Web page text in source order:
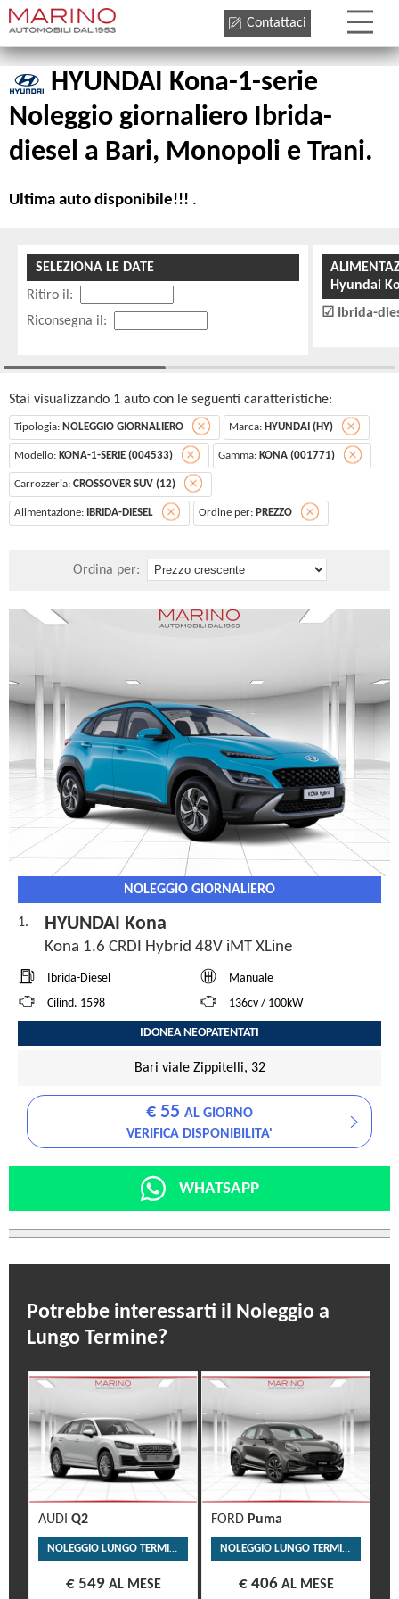
Contattaci
HYUNDAI Kona-1-serie
Noleggio giornaliero Ibrida-
diesel a Bari, Monopoli e Trani.
Ultima auto disponibile!!! .
SELEZIONA LE DATE
Ritiro il:
Riconsegna il:
Hyundai
Ibrida-
Stai visualizzando 1 auto con le seguenti caratteristiche:
Tipologia: NOLEGGIO GIORNALIERO Marca: HYUNDAI (HY)
Modello: KONA-1-SERIE (004533) Gamma: KONA (001771)
Carrozzeria: CROSSOVER SUV (12)
Alimentazione: IBRIDA-DIESEL Ordine per: PREZZO
Ordina per:
NOLEGGIO GIORNALIERO
1. HYUNDAI Kona
Kona 1.6 CRDI Hybrid 48V iMT XLine
Ibrida-Diesel
Manuale
Cilind. 1598
136cv / 100kW
IDONEA NEOPATENTATI
Bari viale Zippitelli, 32
€ 55 AL GIORNO
VERIFICA DISPONIBILITA'
WHATSAPP
Potrebbe interessarti il Noleggio a
Lungo Termine?
AUDI Q2
NOLEGGIO LUNGO TERMINE
€ 549 AL MESE
FORD Puma
NOLEGGIO LUNGO TERMINE
€ 406 AL MESE